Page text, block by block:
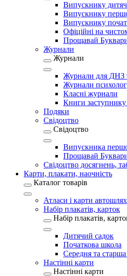
Випускнику
Випускнику
Випускнику
Офіційні на
Прощавай
Журнали
Журнали
Журнали для ДНЗ
Журнали
Класні журнали
Книги заступнику
Подяки
Свідоцтво
Свідоцтво
Випускника
Прощавай
Свідоцтво досягнень,
Карти, плакати, наочність
Каталог товарів
Атласи і карти
Набір плакатів, карток
Набір плакатів,
Дитячий садок
Початкова школа
Середня та
Настінні карти
Настінні карти